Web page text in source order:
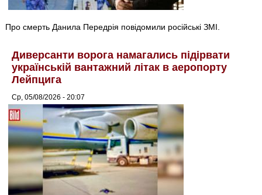
Про смерть Данила Передрія повідомили російські ЗМІ.
Диверсанти ворога намагались підірвати
українській вантажний літак в аеропорту
Лейпцига
Ср, 05/08/2026 - 20:07